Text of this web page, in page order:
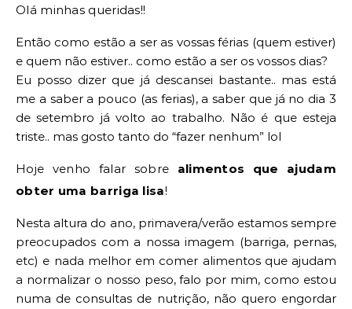
Olá minhas queridas!!
Então como estão a ser as vossas férias (quem estiver)
e quem não estiver.. como estão a ser os vossos dias?
Eu posso dizer que já descansei bastante.. mas está
me a saber a pouco (as ferias), a saber que já no dia 3
de setembro já volto ao trabalho. Não é que esteja
triste.. mas gosto tanto do “fazer nenhum” lol
Hoje venho falar sobre alimentos que ajudam
obter uma barriga lisa!
Nesta altura do ano, primavera/verão estamos sempre
preocupados com a nossa imagem (barriga, pernas,
etc) e nada melhor em comer alimentos que ajudam
a normalizar o nosso peso, falo por mim, como estou
numa de consultas de nutrição, não quero engordar